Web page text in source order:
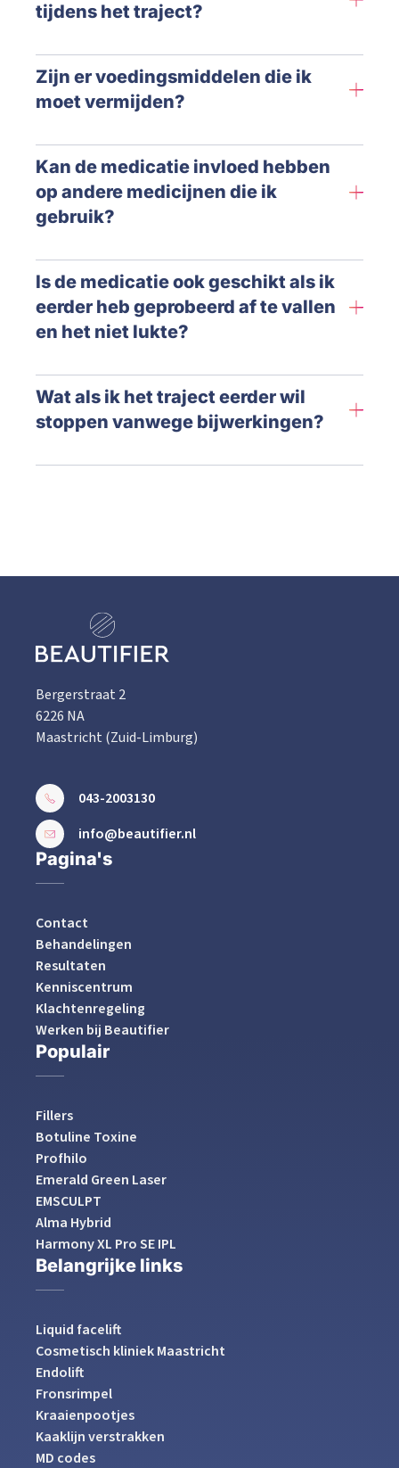
tijdens het traject?
Zijn er voedingsmiddelen die ik
moet vermijden?
Kan de medicatie invloed hebben
op andere medicijnen die ik
gebruik?
Is de medicatie ook geschikt als ik
eerder heb geprobeerd af te vallen
en het niet lukte?
Wat als ik het traject eerder wil
stoppen vanwege bijwerkingen?
Bergerstraat 2
6226 NA
Maastricht (Zuid-Limburg)
043-2003130
info@beautifier.nl
Pagina's
Contact
Behandelingen
Resultaten
Kenniscentrum
Klachtenregeling
Werken bij Beautifier
Populair
Fillers
Botuline Toxine
Profhilo
Emerald Green Laser
EMSCULPT
Alma Hybrid
Harmony XL Pro SE IPL
Belangrijke links
Liquid facelift
Cosmetisch kliniek Maastricht
Endolift
Fronsrimpel
Kraaienpootjes
Kaaklijn verstrakken
MD codes